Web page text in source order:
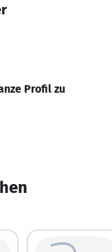
Profil zu